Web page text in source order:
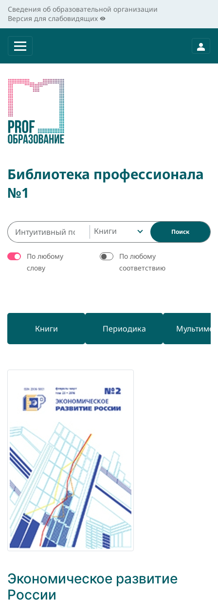
Сведения об образовательной организации
Версия для слабовидящих
Библиотека профессионала
№1
Книги Поиск
По любому
слову
По любому
соответствию
Книги Периодика
Экономическое развитие
России